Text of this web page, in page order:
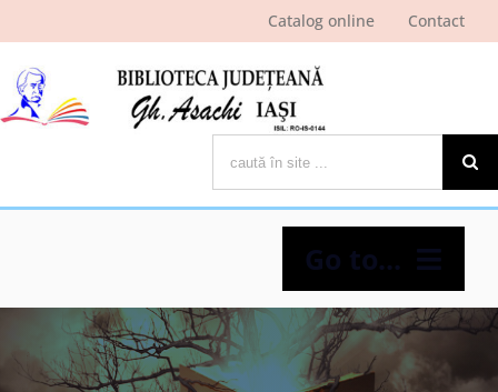
Catalog online Contact
Go to...
Despre bibliotecă